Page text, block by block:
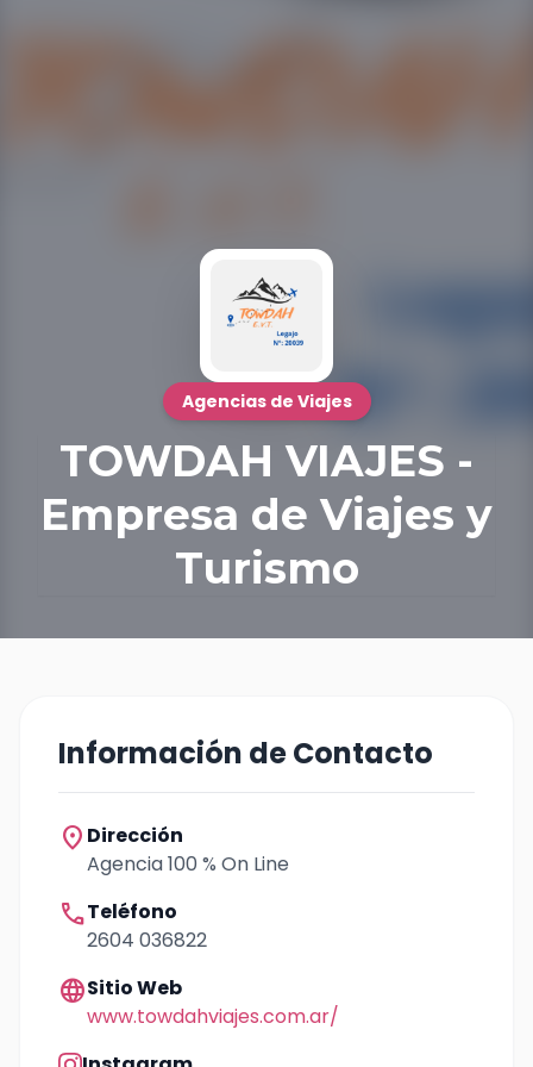
Agencias de Viajes
TOWDAH VIAJES -
Empresa de Viajes y
Turismo
Información de Contacto
location_on Dirección
Agencia 100 % On Line
callTeléfono
2604 036822
languageSitio Web
www.towdahviajes.com.ar/